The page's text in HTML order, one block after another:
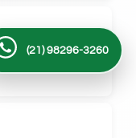
(21) 98296-3260